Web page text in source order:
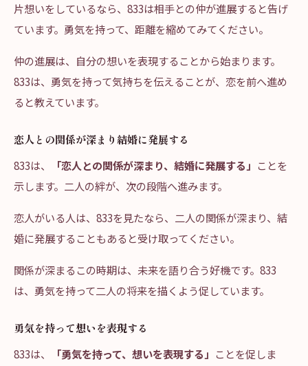
片想いをしているなら、833は相手との仲が進展すると告げ
ています。勇気を持って、距離を縮めてみてください。
仲の進展は、自分の想いを表現することから始まります。
833は、勇気を持って気持ちを伝えることが、恋を前へ進め
ると教えています。
恋人との関係が深まり結婚に発展する
833は、
「恋人との関係が深まり、結婚に発展する」 ことを
示します。二人の絆が、次の段階へ進みます。
恋人がいる人は、833を見たなら、二人の関係が深まり、結
婚に発展することもあると受け取ってください。
関係が深まるこの時期は、未来を語り合う好機です。833
は、勇気を持って二人の将来を描くよう促しています。
勇気を持って想いを表現する
833は、
「勇気を持って、想いを表現する」 ことを促しま